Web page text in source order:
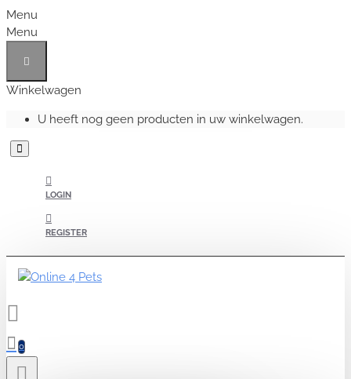
Menu
Menu
Winkelwagen
U heeft nog geen producten in uw winkelwagen.
LOGIN
REGISTER
0